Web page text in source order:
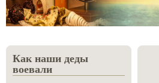
Как наши деды
воевали